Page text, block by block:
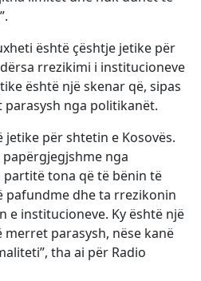
është çështje jetike për
rrezikimi i institucioneve
është një skenar që, sipas
nga politikanët.
jetike për shtetin e Kosovës.
nga
tona që të bënin të
pafundme dhe ta rrezikonin
e institucioneve. Ky është një
parasysh, nëse kanë
tha ai për Radio